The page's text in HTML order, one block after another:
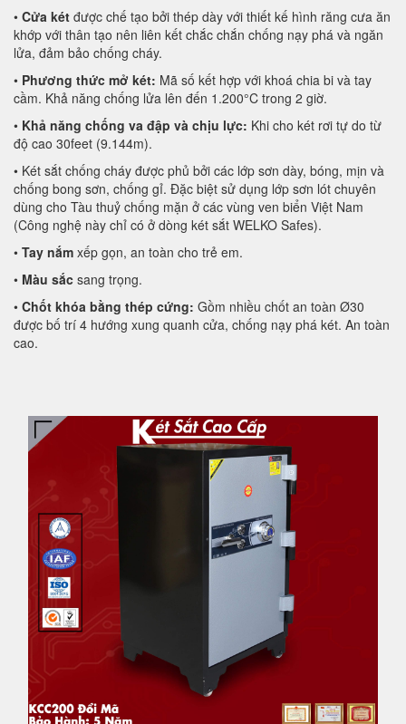
• Cửa két được chế tạo bởi thép dày với thiết kế hình răng cưa ăn
khớp với thân tạo nên liên kết chắc chắn chống nạy phá và ngăn
lửa, đảm bảo chống cháy.
• Phương thức mở két: Mã số kết hợp với khoá chia bi và tay
cầm. Khả năng chống lửa lên đến 1.200°C trong 2 giờ.
• Khả năng chống va đập và chịu lực: Khi cho két rơi tự do từ
độ cao 30feet (9.144m).
• Két sắt chống cháy được phủ bởi các lớp sơn dày, bóng, mịn và
chống bong sơn, chống gỉ. Đặc biệt sử dụng lớp sơn lót chuyên
dùng cho Tàu thuỷ chống mặn ở các vùng ven biển Việt Nam
(Công nghệ này chỉ có ở dòng két sắt WELKO Safes).
• Tay nắm xếp gọn, an toàn cho trẻ em.
• Màu sắc sang trọng.
• Chốt khóa bằng thép cứng: Gồm nhiều chốt an toàn Ø30
được bố trí 4 hướng xung quanh cửa, chống nạy phá két. An toàn
cao.